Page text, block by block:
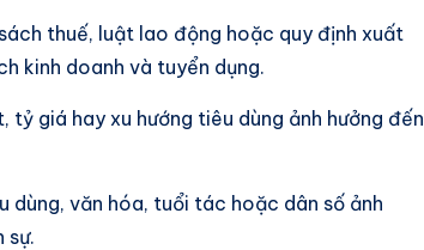
thuế, luật lao động hoặc quy định xuất
kinh doanh và tuyển dụng.
tỷ giá hay xu hướng tiêu dùng ảnh hưởng đến
dùng, văn hóa, tuổi tác hoặc dân số ảnh
sự.